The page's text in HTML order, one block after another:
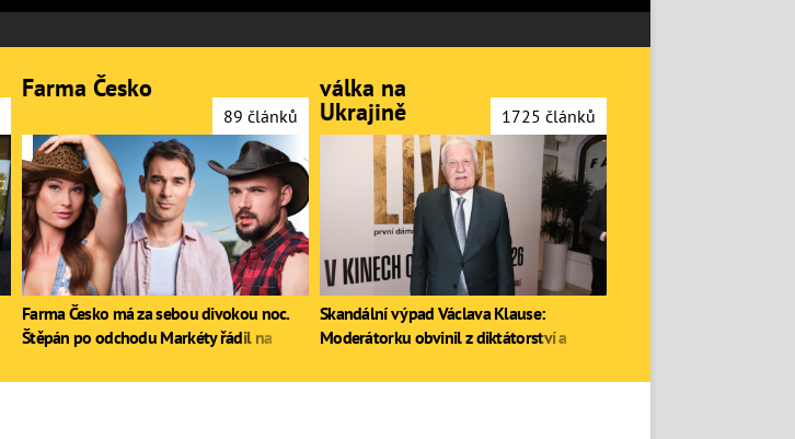
Farma Česko
89 článků
Farma Česko má za sebou divokou noc.
Štěpán po odchodu Markéty řádil na
válka na
Ukrajině 1725 článků
Skandální výpad Václava Klause:
Moderátorku obvinil z diktátorství a